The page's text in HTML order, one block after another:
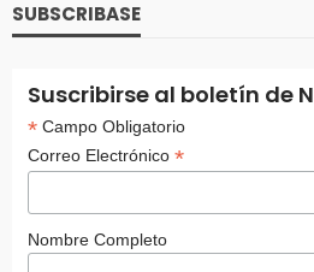
SUBSCRIBASE
Suscribirse al boletín de
*Campo Obligatorio
Correo Electrónico *
Nombre Completo